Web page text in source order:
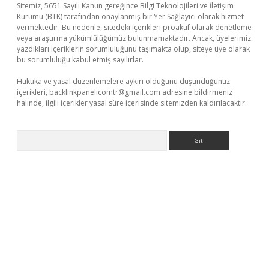
Sitemiz, 5651 Sayılı Kanun gereğince Bilgi Teknolojileri ve İletişim
Kurumu (BTK) tarafından onaylanmış bir Yer Sağlayıcı olarak hizmet
vermektedir. Bu nedenle, sitedeki içerikleri proaktif olarak denetleme
veya araştırma yükümlülüğümüz bulunmamaktadır. Ancak, üyelerimiz
yazdıkları içeriklerin sorumluluğunu taşımakta olup, siteye üye olarak
bu sorumluluğu kabul etmiş sayılırlar.
Hukuka ve yasal düzenlemelere aykırı olduğunu düşündüğünüz
içerikleri, backlinkpanelicomtr@gmail.com adresine bildirmeniz
halinde, ilgili içerikler yasal süre içerisinde sitemizden kaldırılacaktır.